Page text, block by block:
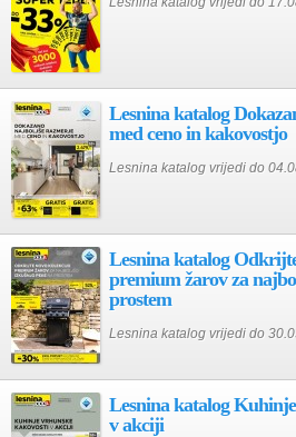
Lesnina katalog
med ceno in kakovostjo
Lesnina katalog vrijedi do
Lesnina katalog
premium žarov za
prostem
Lesnina katalog vrijedi do
Lesnina katalog
v akciji